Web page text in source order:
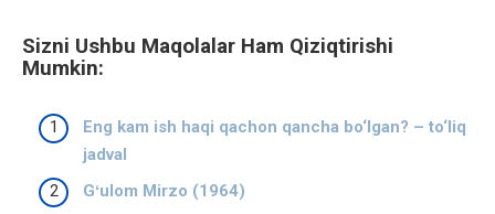
Sizni Ushbu Maqolalar Ham Qiziqtirishi
Mumkin:
Eng kam ish haqi qachon qancha bo‘lgan? – to‘liq
jadval
Gʻulom Mirzo (1964)